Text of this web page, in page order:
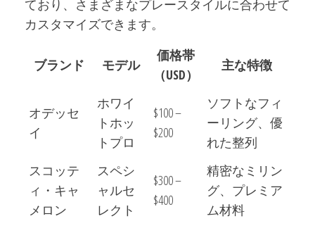
ており、さまざまなプレースタイルに合わせて
カスタマイズできます。
ブランド モデル
価格帯
（USD）
主な特徴
オデッセ
イ
ホワイ
トホッ
トプロ
$100 –
$200
ソフトなフィ
ーリング、優
れた整列
スコッテ
ィ・キャ
メロン
スペシ
ャルセ
レクト
$300 –
$400
精密なミリン
グ、プレミア
ム材料